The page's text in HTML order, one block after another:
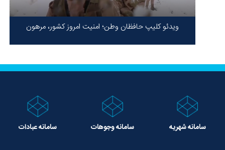
ویدئو کلیپ حافظان وطن؛ امنیت امروز کشور، مرهون
سامانه شهریه سامانه وجوهات سامانه عبادات